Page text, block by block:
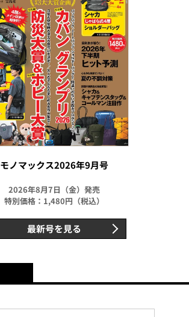
モノマックス2026年9月号
2026年8月7日（金）発売
特別価格：1,480円（税込）
最新号を見る